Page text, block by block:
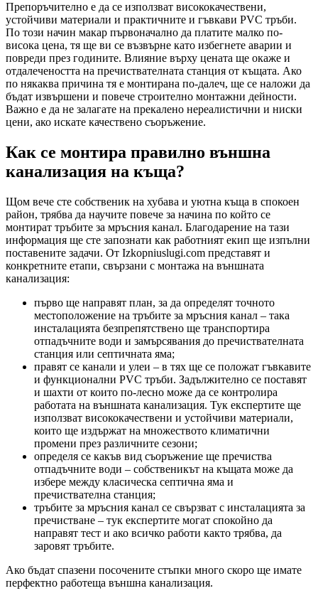
Препоръчително е да се използват висококачествени,
устойчиви материали и практичните и гъвкави PVC тръби.
По този начин макар първоначално да платите малко по-
висока цена, тя ще ви се възвърне като избегнете аварии и
повреди през годините. Влияние върху цената ще окаже и
отдалечеността на пречиствателната станция от къщата. Ако
по някаква причина тя е монтирана по-далеч, ще се наложи да
бъдат извършени и повече строително монтажни дейности.
Важно е да не залагате на прекалено нереалистични и ниски
цени, ако искате качествено съоръжение.
Как се монтира правилно външна
канализация на къща?
Щом вече сте собственик на хубава и уютна къща в спокоен
район, трябва да научите повече за начина по който се
монтират тръбите за мръсния канал. Благодарение на тази
информация ще сте запознати как работният екип ще изпълни
поставените задачи. От Izkopniuslugi.com представят и
конкретните етапи, свързани с монтажа на външната
канализация:
първо ще направят план, за да определят точното
местоположение на тръбите за мръсния канал – така
инсталацията безпрепятствено ще транспортира
отпадъчните води и замърсявания до пречиствателната
станция или септичната яма;
правят се канали и улеи – в тях ще се положат гъвкавите
и функционални PVC тръби. Задължително се поставят
и шахти от които по-лесно може да се контролира
работата на външната канализация. Тук експертите ще
използват висококачествени и устойчиви материали,
които ще издържат на множеството климатични
промени през различните сезони;
определя се какъв вид съоръжение ще пречиства
отпадъчните води – собственикът на къщата може да
избере между класическа септична яма и
пречиствателна станция;
тръбите за мръсния канал се свързват с инсталацията за
пречистване – тук експертите могат спокойно да
направят тест и ако всичко работи както трябва, да
заровят тръбите.
Ако бъдат спазени посочените стъпки много скоро ще имате
перфектно работеща външна канализация.